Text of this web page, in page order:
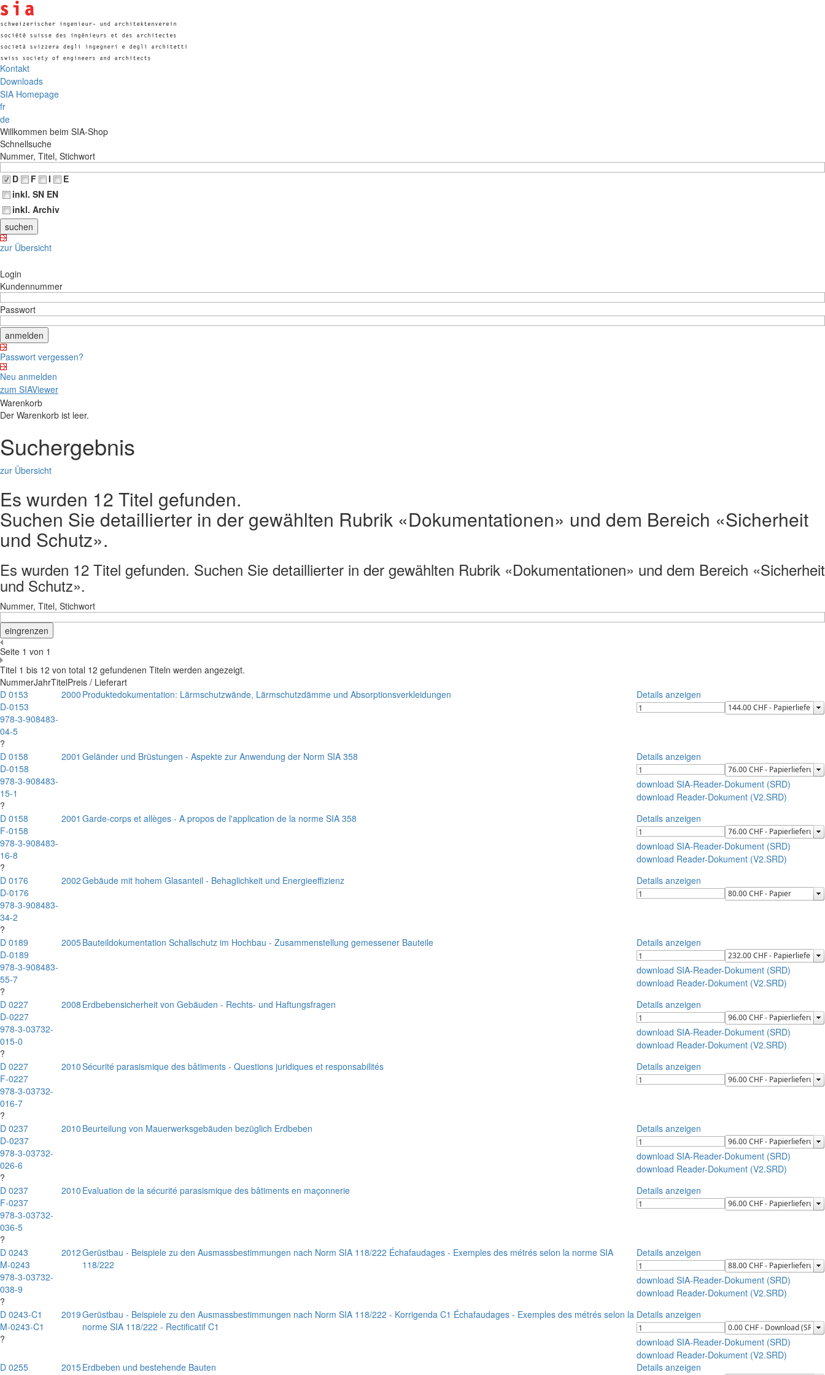
Kontakt
Downloads
SIA Homepage
fr
de
Willkommen beim SIA-Shop
Schnellsuche
Nummer, Titel, Stichwort
D
F I
E
inkl. SN EN
inkl. Archiv
zur Übersicht
Login
Kundennummer
Passwort
Passwort vergessen?
Neu anmelden
zum SIAViewer
Warenkorb
Der Warenkorb ist leer.
Suchergebnis
zur Übersicht
Es wurden 12 Titel gefunden.
Suchen Sie detaillierter in der gewählten Rubrik «Dokumentationen» und dem Bereich «Sicherheit
und Schutz».
Es wurden 12 Titel gefunden. Suchen Sie detaillierter in der gewählten Rubrik «Dokumentationen» und dem Bereich «Sicherheit
und Schutz».
Nummer, Titel, Stichwort
Seite 1 von 1
Titel 1 bis 12 von total 12 gefundenen Titeln werden angezeigt.
NummerJahrTitelPreis / Lieferart
D 0153
D-0153
978-3-908483-
04-5
?
2000 Produktedokumentation: Lärmschutzwände, Lärmschutzdämme und Absorptionsverkleidungen Details anzeigen
D 0158
D-0158
978-3-908483-
15-1
?
2001 Geländer und Brüstungen - Aspekte zur Anwendung der Norm SIA 358 Details anzeigen
download SIA-Reader-Dokument (SRD)
download Reader-Dokument (V2.SRD)
D 0158
F-0158
978-3-908483-
16-8
?
2001 Garde-corps et allèges - A propos de l'application de la norme SIA 358 Details anzeigen
download SIA-Reader-Dokument (SRD)
download Reader-Dokument (V2.SRD)
D 0176
D-0176
978-3-908483-
34-2
?
2002Gebäude mit hohem Glasanteil - Behaglichkeit und Energieeffizienz Details anzeigen
D 0189
D-0189
978-3-908483-
55-7
?
2005Bauteildokumentation Schallschutz im Hochbau - Zusammenstellung gemessener Bauteile Details anzeigen
download SIA-Reader-Dokument (SRD)
download Reader-Dokument (V2.SRD)
D 0227
D-0227
978-3-03732-
015-0
?
2008 Erdbebensicherheit von Gebäuden - Rechts- und Haftungsfragen Details anzeigen
download SIA-Reader-Dokument (SRD)
download Reader-Dokument (V2.SRD)
D 0227
F-0227
978-3-03732-
016-7
?
2010Sécurité parasismique des bâtiments - Questions juridiques et responsabilités Details anzeigen
D 0237
D-0237
978-3-03732-
026-6
?
2010 Beurteilung von Mauerwerksgebäuden bezüglich Erdbeben Details anzeigen
download SIA-Reader-Dokument (SRD)
download Reader-Dokument (V2.SRD)
D 0237
F-0237
978-3-03732-
036-5
?
2010 Evaluation de la sécurité parasismique des bâtiments en maçonnerie Details anzeigen
D 0243
M-0243
978-3-03732-
038-9
?
2012Gerüstbau - Beispiele zu den Ausmassbestimmungen nach Norm SIA 118/222 Échafaudages - Exemples des métrés selon la norme SIA
118/222
Details anzeigen
download SIA-Reader-Dokument (SRD)
download Reader-Dokument (V2.SRD)
D 0243-C1
M-0243-C1
?
2019Gerüstbau - Beispiele zu den Ausmassbestimmungen nach Norm SIA 118/222 - Korrigenda C1 Échafaudages - Exemples des métrés selon la
norme SIA 118/222 - Rectificatif C1
Details anzeigen
download SIA-Reader-Dokument (SRD)
download Reader-Dokument (V2.SRD)
D 0255
2015Erdbeben und bestehende Bauten Details anzeigen